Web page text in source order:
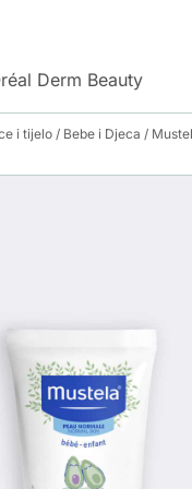
Derm Beauty
i tijelo / Bebe i Djeca /